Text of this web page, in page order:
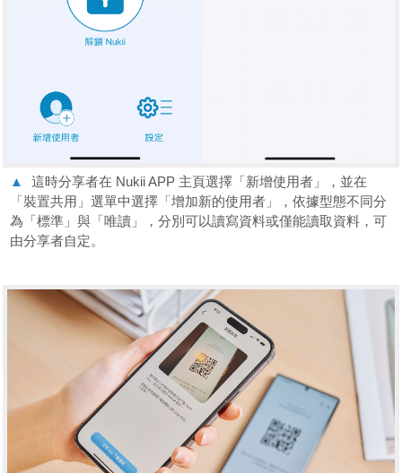
▲
這時分享者在 Nukii APP 主頁選擇「新增使用者」，並在
「裝置共用」選單中選擇「增加新的使用者」，依據型態不同分
為「標準」與「唯讀」，分別可以讀寫資料或僅能讀取資料，可
由分享者自定。